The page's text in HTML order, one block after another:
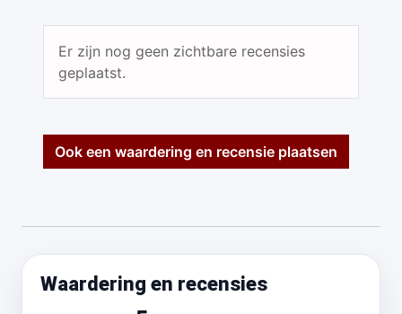
Er zijn nog geen zichtbare recensies
geplaatst.
Ook een waardering en recensie plaatsen
Waardering en recensies